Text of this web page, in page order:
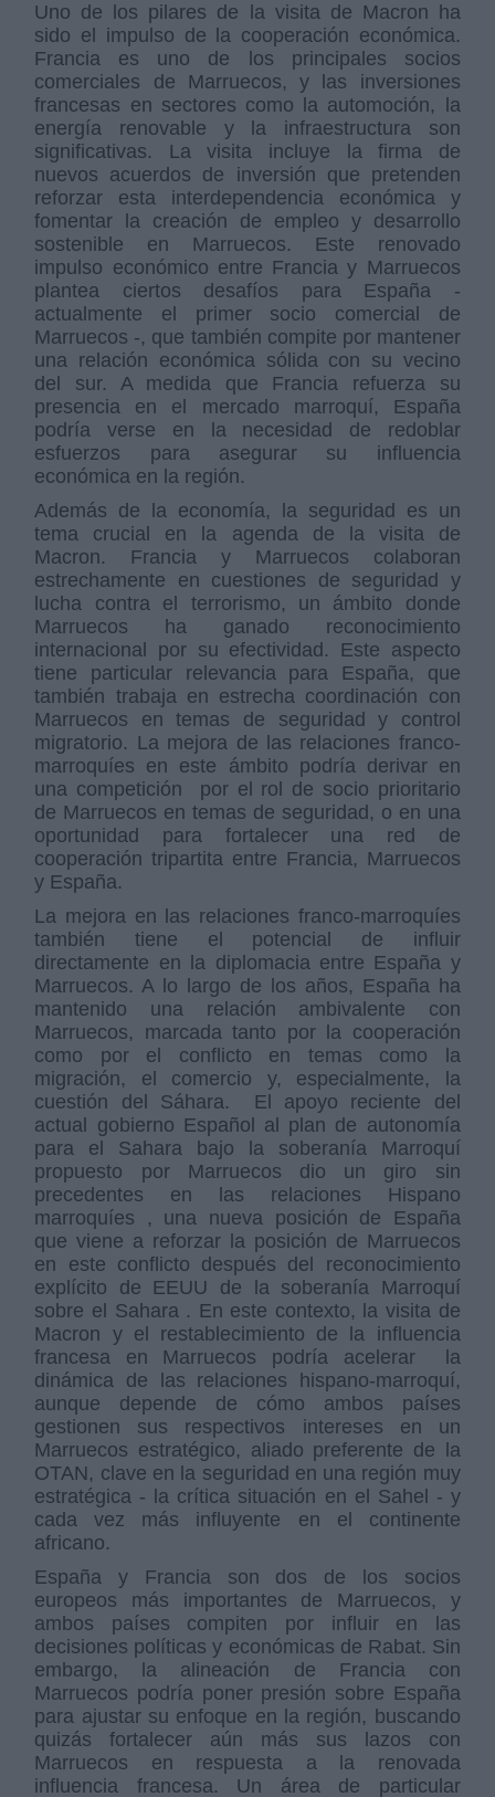
Uno de los pilares de la visita de Macron ha
sido el impulso de la cooperación económica.
Francia es uno de los principales socios
comerciales de Marruecos, y las inversiones
francesas en sectores como la automoción, la
energía renovable y la infraestructura son
significativas. La visita incluye la firma de
nuevos acuerdos de inversión que pretenden
reforzar esta interdependencia económica y
fomentar la creación de empleo y desarrollo
sostenible en Marruecos. Este renovado
impulso económico entre Francia y Marruecos
plantea ciertos desafíos para España -
actualmente el primer socio comercial de
Marruecos -, que también compite por mantener
una relación económica sólida con su vecino
del sur. A medida que Francia refuerza su
presencia en el mercado marroquí, España
podría verse en la necesidad de redoblar
esfuerzos para asegurar su influencia
económica en la región.
Además de la economía, la seguridad es un
tema crucial en la agenda de la visita de
Macron. Francia y Marruecos colaboran
estrechamente en cuestiones de seguridad y
lucha contra el terrorismo, un ámbito donde
Marruecos ha ganado reconocimiento
internacional por su efectividad. Este aspecto
tiene particular relevancia para España, que
también trabaja en estrecha coordinación con
Marruecos en temas de seguridad y control
migratorio. La mejora de las relaciones franco-
marroquíes en este ámbito podría derivar en
una competición por el rol de socio prioritario
de Marruecos en temas de seguridad, o en una
oportunidad para fortalecer una red de
cooperación tripartita entre Francia, Marruecos
y España.
La mejora en las relaciones franco-marroquíes
también tiene el potencial de influir
directamente en la diplomacia entre España y
Marruecos. A lo largo de los años, España ha
mantenido una relación ambivalente con
Marruecos, marcada tanto por la cooperación
como por el conflicto en temas como la
migración, el comercio y, especialmente, la
cuestión del Sáhara. El apoyo reciente del
actual gobierno Español al plan de autonomía
para el Sahara bajo la soberanía Marroquí
propuesto por Marruecos dio un giro sin
precedentes en las relaciones Hispano
marroquíes , una nueva posición de España
que viene a reforzar la posición de Marruecos
en este conflicto después del reconocimiento
explícito de EEUU de la soberanía Marroquí
sobre el Sahara . En este contexto, la visita de
Macron y el restablecimiento de la influencia
francesa en Marruecos podría acelerar la
dinámica de las relaciones hispano-marroquí,
aunque depende de cómo ambos países
gestionen sus respectivos intereses en un
Marruecos estratégico, aliado preferente de la
OTAN, clave en la seguridad en una región muy
estratégica - la crítica situación en el Sahel - y
cada vez más influyente en el continente
africano.
España y Francia son dos de los socios
europeos más importantes de Marruecos, y
ambos países compiten por influir en las
decisiones políticas y económicas de Rabat. Sin
embargo, la alineación de Francia con
Marruecos podría poner presión sobre España
para ajustar su enfoque en la región, buscando
quizás fortalecer aún más sus lazos con
Marruecos en respuesta a la renovada
influencia francesa. Un área de particular